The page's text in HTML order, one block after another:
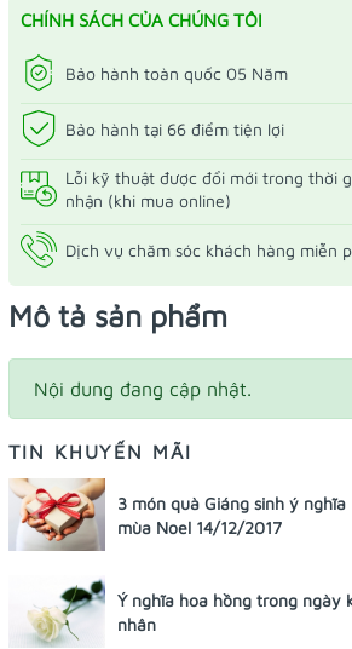
CHÍNH SÁCH CỦA CHÚNG TÔI
Bảo hành toàn quốc 05 Năm
Bảo hành tại 66 điểm tiện lợi
Lỗi kỹ thuật được đổi mới trong thời
nhận (khi mua online)
Dịch vụ chăm sóc khách hàng miễn
Mô tả sản phẩm
Nội dung đang cập nhật.
TIN KHUYẾN MÃI
3 món quà Giáng sinh ý
mùa Noel 14/12/2017
Ý nghĩa hoa hồng trong ngày
nhân